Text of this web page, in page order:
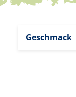
Geschmack